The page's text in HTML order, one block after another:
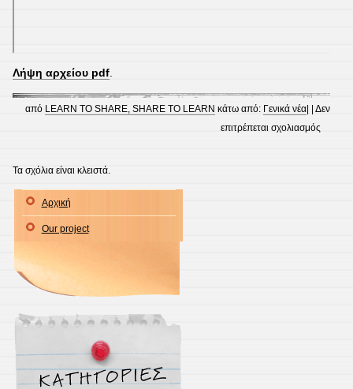
Λήψη αρχείου pdf
από LEARN TO SHARE, SHARE TO LEARN κάτω από: Γενικά νέα | |Δεν
επιτρέπεται σχολιασμός
Τα σχόλια είναι κλειστά.
Αρχική
Our project